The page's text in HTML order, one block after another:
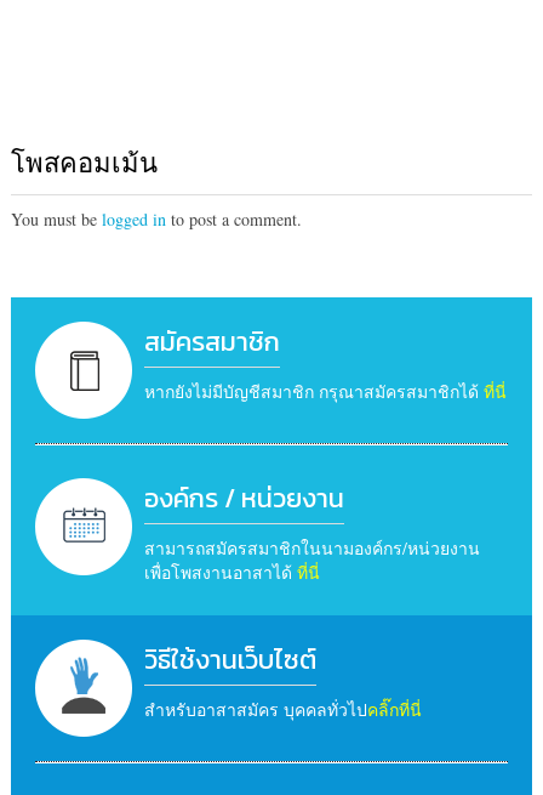
โพสคอมเม้น
You must be logged into post a comment.
สมัครสมาชิก
หากยังไม่มีบัญชีสมาชิก กรุณาสมัครสมาชิกได้ ที่นี่
องค์กร / หน่วยงาน
สามารถสมัครสมาชิกในนามองค์กร/หน่วยงาน
เพื่อโพสงานอาสาได้ ที่นี่
วิธีใช้งานเว็บไซต์
สำหรับอาสาสมัคร บุคคลทั่วไปคลิ๊กที่นี่